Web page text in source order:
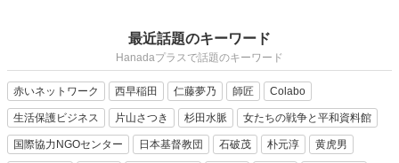
最近話題のキーワード
Hanadaプラスで話題のキーワード
赤いネットワーク 西早稲田 仁藤夢乃 師匠 Colabo
生活保護ビジネス 片山さつき 杉田水脈 女たちの戦争と平和資料館
国際協力NGOセンター 日本基督教団 石破茂 朴元淳 黄虎男